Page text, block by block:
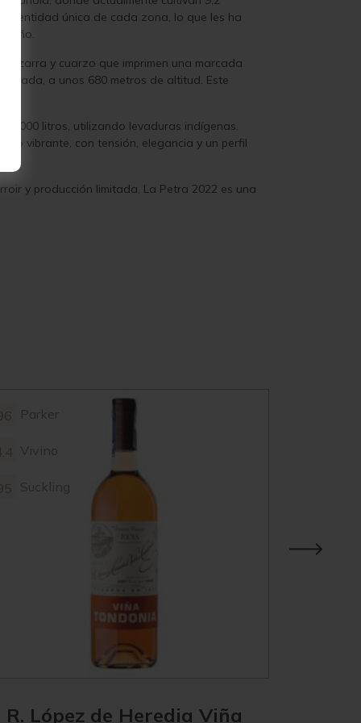
identidad única de cada zona, lo que les ha
año.
pizarra y cuarzo que imprimen una marcada
a unos 680 metros de altitud. Este
1.000 litros, utilizando levaduras indígenas.
vibrante, con tensión, elegancia y un perfil
y producción limitada, La Petra 2022 es una
Parker
Vivino
Suckling
R. López de Heredia Viña